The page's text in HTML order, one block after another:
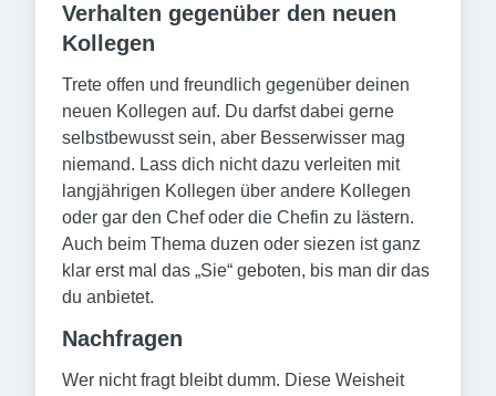
Verhalten gegenüber den neuen
Kollegen
Trete offen und freundlich gegenüber deinen
neuen Kollegen auf. Du darfst dabei gerne
selbstbewusst sein, aber Besserwisser mag
niemand. Lass dich nicht dazu verleiten mit
langjährigen Kollegen über andere Kollegen
oder gar den Chef oder die Chefin zu lästern.
Auch beim Thema duzen oder siezen ist ganz
klar erst mal das „Sie“ geboten, bis man dir das
du anbietet.
Nachfragen
Wer nicht fragt bleibt dumm. Diese Weisheit